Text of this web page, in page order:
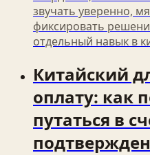
звучать уверенно,
фиксировать
отдельный навык в
Китайский
оплату: как
путаться в